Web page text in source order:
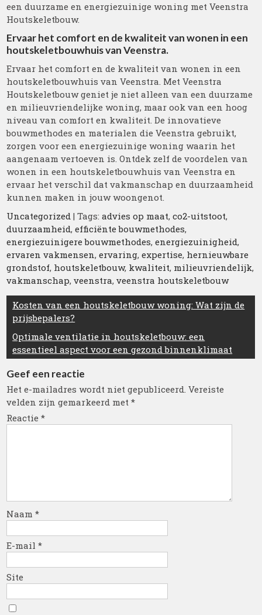
een duurzame en energiezuinige woning met Veenstra
Houtskeletbouw.
Ervaar het comfort en de kwaliteit van wonen in een
houtskeletbouwhuis van Veenstra.
Ervaar het comfort en de kwaliteit van wonen in een
houtskeletbouwhuis van Veenstra. Met Veenstra
Houtskeletbouw geniet je niet alleen van een duurzame
en milieuvriendelijke woning, maar ook van een hoog
niveau van comfort en kwaliteit. De innovatieve
bouwmethodes en materialen die Veenstra gebruikt,
zorgen voor een energiezuinige woning waarin het
aangenaam vertoeven is. Ontdek zelf de voordelen van
wonen in een houtskeletbouwhuis van Veenstra en
ervaar het verschil dat vakmanschap en duurzaamheid
kunnen maken in jouw woongenot.
Uncategorized | Tags:advies op maat,co2-uitstoot,
duurzaamheid,efficiënte bouwmethodes,
energiezuinigere bouwmethodes,energiezuinigheid,
ervaren vakmensen,ervaring,expertise, hernieuwbare
grondstof, houtskeletbouw, kwaliteit, milieuvriendelijk,
vakmanschap,veenstra,veenstra houtskeletbouw
Berichtnavigatie
Kosten van een houtskeletbouw woning: Wat zijn de
prijsbepalers?
Optimale ventilatie in houtskeletbouw: een
essentieel aspect voor een gezond binnenklimaat
Geef een reactie
Het e-mailadres wordt niet gepubliceerd. Vereiste
velden zijn gemarkeerd met*
Reactie*
Naam*
E-mail*
Site